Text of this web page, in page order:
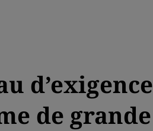
d’exigence
de grande